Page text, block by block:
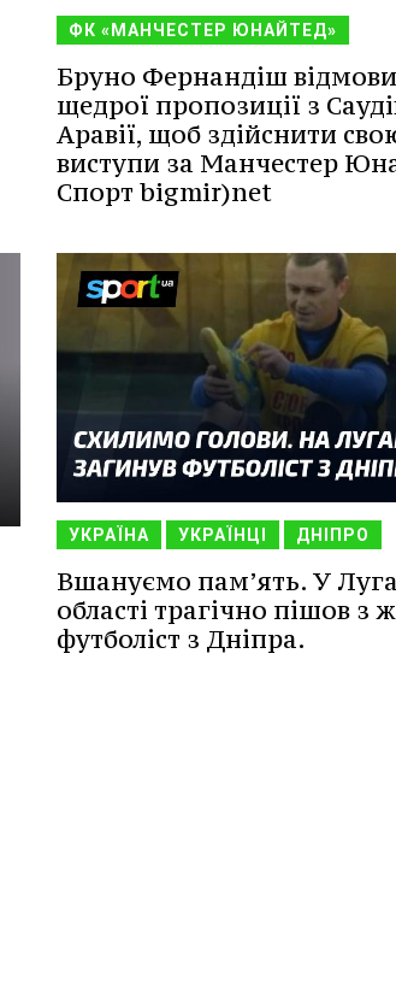
ФК «МАНЧЕСТЕР ЮНАЙТЕД»
Бруно Фернандіш
щедрої пропозиції з
Аравії, щоб здійснити
виступи за Манчестер
Спорт bigmir)net
УКРАЇНА УКРАЇНЦІ ДНІПРО
Вшануємо пам’ять. У
області трагічно пішов з
футболіст з Дніпра.